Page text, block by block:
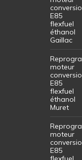
E85
flexfuel
éthanol
Gaillac
moteur
E85
flexfuel
éthanol
Muret
moteur
E85